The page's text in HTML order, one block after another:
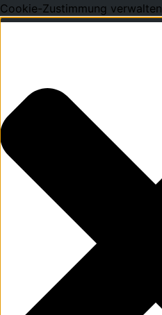
Cookie-Zustimmung verwalten